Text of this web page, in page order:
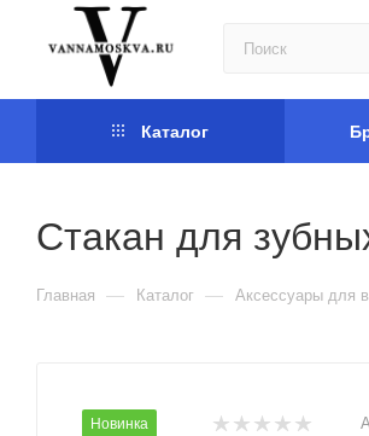
Каталог
Стакан для
Главная — Каталог — Аксессуары для
Новинка